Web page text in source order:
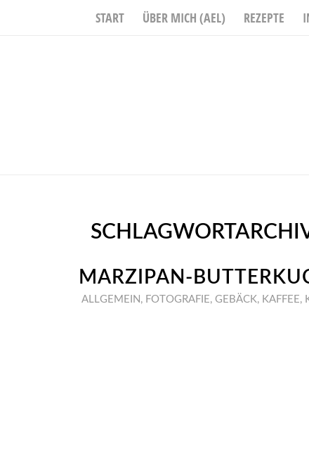
START ÜBER MICH (AEL) REZEPTE
MARZIPAN-
ALLGEMEIN , FOTOGRAFIE, GEBÄCK, KAFFEE,